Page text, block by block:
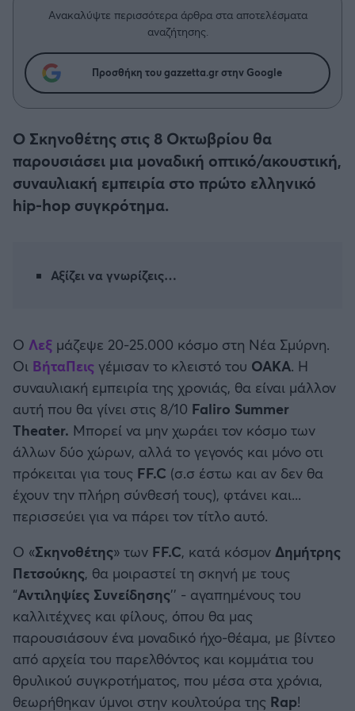
Άρης
Λεβαδειακός
ΟΦΗ
Βόλος
Ατρόμητος Αθηνών
Αστέρας Τρίπολης
Καλαμάτα
Ηρακλής
Μπαρτσελόνα
Ρεάλ Μαδρίτης
Μάντσεστερ Γιουνάιτεντ
Μάντσεστερ Σίτι
Λίβερπουλ
Συνεντεύξεις
Μια Ιστορία από την Πόλη
Ανακαλύψτε περισσότερα άρθρα στα αποτελέσματα
αναζήτησης.
Προσθήκη του gazzetta.gr στην Google
O Σκηνοθέτης στις 8 Οκτωβρίου θα
παρουσιάσει μια μοναδική οπτικό/ακουστική,
συναυλιακή εμπειρία στο πρώτο ελληνικό
hip-hop συγκρότημα.
Αξίζει να γνωρίζεις…
Ο Λεξ μάζεψε 20-25.000 κόσμο στη Νέα Σμύρνη.
Οι ΒήταΠεις γέμισαν το κλειστό του ΟΑΚΑ. Η
συναυλιακή εμπειρία της χρονιάς, θα είναι μάλλον
αυτή που θα γίνει στις 8/10 Faliro Summer
Theater. Μπορεί να μην χωράει τον κόσμο των
άλλων δύο χώρων, αλλά το γεγονός και μόνο οτι
πρόκειται για τους FF.C (σ.σ έστω και αν δεν θα
έχουν την πλήρη σύνθεσή τους), φτάνει και...
περισσεύει για να πάρει τον τίτλο αυτό.
O «Σκηνοθέτης» των FF.C, κατά κόσμον Δημήτρης
Πετσούκης, θα μοιραστεί τη σκηνή με τους
“Αντιληψίες Συνείδησης’’ - αγαπημένους του
καλλιτέχνες και φίλους, όπου θα μας
παρουσιάσουν ένα μοναδικό ήχο-θέαμα, με βίντεο
από αρχεία του παρελθόντος και κομμάτια του
θρυλικού συγκροτήματος, που μέσα στα χρόνια,
θεωρήθηκαν ύμνοι στην κουλτούρα της Rap!